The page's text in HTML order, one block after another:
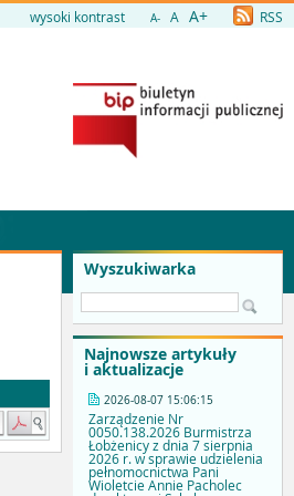
wysoki kontrast A- A A+ RSS
Wyszukiwarka
Najnowsze artykuły
i aktualizacje
2026-08-07 15:06:15
Zarządzenie Nr
0050.138.2026 Burmistrza
Łobżenicy z dnia 7 sierpnia
2026 r. w sprawie udzielenia
pełnomocnictwa Pani
Wioletcie Annie Pacholec